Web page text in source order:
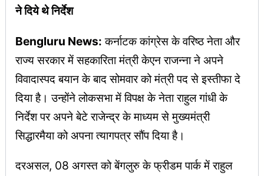
ने दिये थे निर्देश
Bengluru News: कर्नाटक कांग्रेस के वरिष्ठ नेता और
राज्य सरकार में सहकारिता मंत्री केएन राजन्ना ने अपने
विवादास्पद बयान के बाद सोमवार को मंत्री पद से इस्तीफा दे
दिया है। उन्होंने लोकसभा में विपक्ष के नेता राहुल गांधी के
निर्देश पर अपने बेटे राजेन्द्र के माध्यम से मुख्यमंत्री
सिद्धारमैया को अपना त्यागपत्र सौंप दिया है।
दरअसल, 08 अगस्त को बेंगलुरु के फ्रीडम पार्क में राहुल